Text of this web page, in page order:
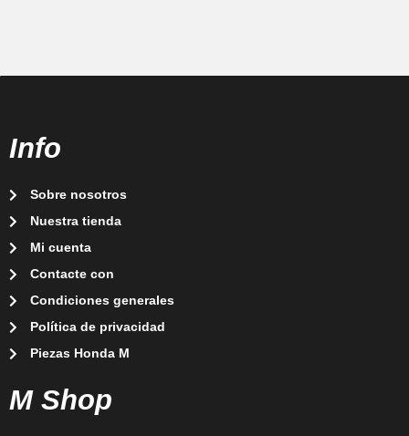
Info
Sobre nosotros
Nuestra tienda
Mi cuenta
Contacte con
Condiciones generales
Política de privacidad
Piezas Honda M
M Shop